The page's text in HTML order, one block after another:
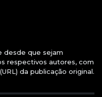
desde que sejam
respectivos autores, com
da publicação original.